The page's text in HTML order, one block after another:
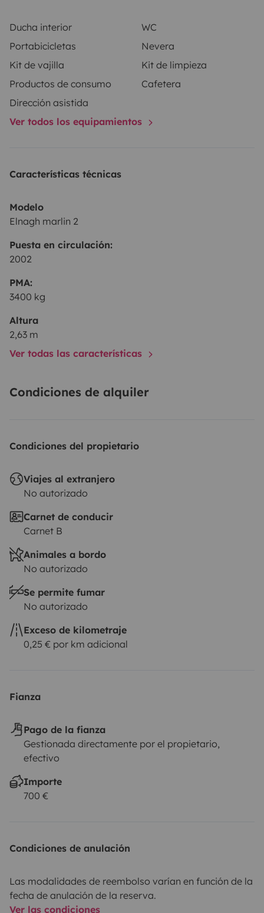
Ducha interior
WC
Portabicicletas
Nevera
Kit de vajilla
Kit de limpieza
Productos de consumo
Cafetera
Dirección asistida
Ver todos los equipamientos
Características técnicas
Modelo
Elnagh marlin 2
Puesta en circulación:
2002
PMA:
3400 kg
Altura
2,63 m
Ver todas las características
Condiciones de alquiler
Condiciones del propietario
Viajes al extranjero
No autorizado
Carnet de conducir
Carnet B
Animales a bordo
No autorizado
Se permite fumar
No autorizado
Exceso de kilometraje
0,25 € por km adicional
Fianza
Pago de la fianza
Gestionada directamente por el propietario,
efectivo
Importe
700 €
Condiciones de anulación
Las modalidades de reembolso varían en función de la
fecha de anulación de la reserva.
Ver las condiciones